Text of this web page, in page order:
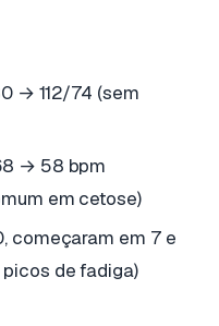
→ 112/74 (sem
→ 58 bpm
em cetose)
começaram em 7 e
de fadiga)